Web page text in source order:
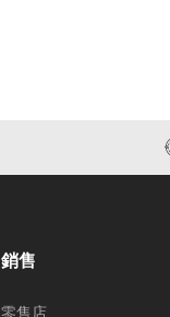
銷售
零售店